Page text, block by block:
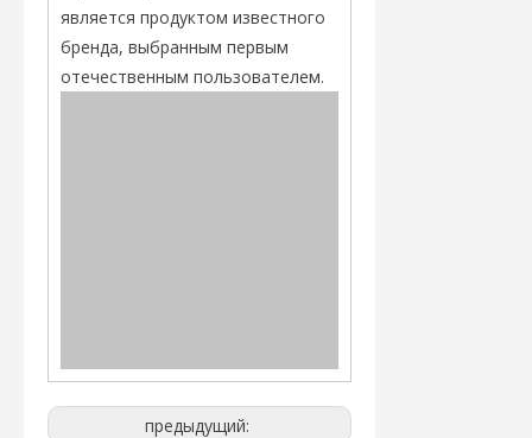
является продуктом известного
бренда, выбранным первым
отечественным пользователем.
предыдущий: